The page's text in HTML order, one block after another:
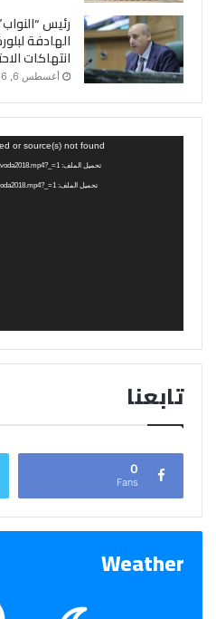
رئيس
الهادفة
انتهاكات
أغسطس 6, 2026
or source(s) not found
تحميل الملف: https://7areer.com/wp-content/uploads/2019/02/voda2018.mp4?_=1
تحميل الملف: http://7areer.com/wp-content/uploads/2019/02/voda2018.mp4?_=1
تابعنا
0
Fans
Weather